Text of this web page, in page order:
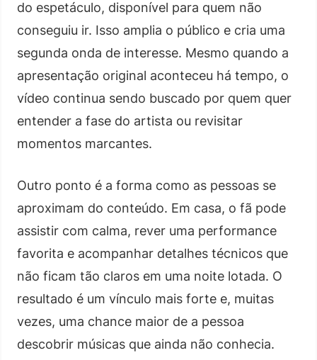
do espetáculo, disponível para quem não
conseguiu ir. Isso amplia o público e cria uma
segunda onda de interesse. Mesmo quando a
apresentação original aconteceu há tempo, o
vídeo continua sendo buscado por quem quer
entender a fase do artista ou revisitar
momentos marcantes.
Outro ponto é a forma como as pessoas se
aproximam do conteúdo. Em casa, o fã pode
assistir com calma, rever uma performance
favorita e acompanhar detalhes técnicos que
não ficam tão claros em uma noite lotada. O
resultado é um vínculo mais forte e, muitas
vezes, uma chance maior de a pessoa
descobrir músicas que ainda não conhecia.